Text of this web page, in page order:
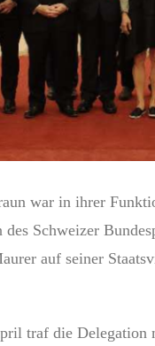
war in ihrer
Schweizer
auf seiner
traf die Delegation